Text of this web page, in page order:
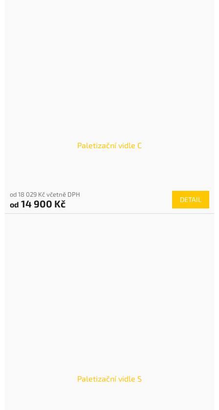
Paletizační vidle C
od 18 029 Kč včetně DPH
od 14 900 Kč DETAIL
Paletizační vidle S